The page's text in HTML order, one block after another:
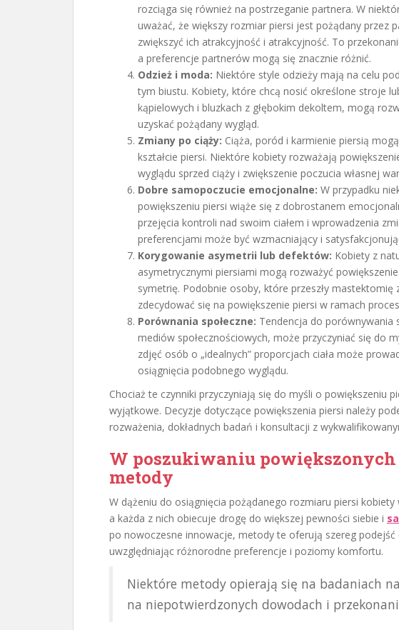
rozciąga się również na postrzeganie partnera. W
uważać, że większy rozmiar piersi jest pożądany przez
zwiększyć ich atrakcyjność i atrakcyjność. To
a preferencje partnerów mogą się znacznie różnić.
Odzież i moda: Niektóre style odzieży mają na celu
tym biustu. Kobiety, które chcą nosić określone stroje
kąpielowych i bluzkach z głębokim dekoltem, mogą
uzyskać pożądany wygląd.
Zmiany po ciąży: Ciąża, poród i karmienie piersią
kształcie piersi. Niektóre kobiety rozważają
wyglądu sprzed ciąży i zwiększenie poczucia własnej
Dobre samopoczucie emocjonalne: W przypadku
powiększeniu piersi wiąże się z dobrostanem
przejęcia kontroli nad swoim ciałem i wprowadzenia
preferencjami może być wzmacniający i
Korygowanie asymetrii lub defektów: Kobiety z
asymetrycznymi piersiami mogą rozważyć
symetrię. Podobnie osoby, które przeszły
zdecydować się na powiększenie piersi w ramach
Porównania społeczne: Tendencja do porównywania
mediów społecznościowych, może przyczyniać się do
zdjęć osób o „idealnych” proporcjach ciała może
osiągnięcia podobnego wyglądu.
Chociaż te czynniki przyczyniają się do myśli o powiększeniu
wyjątkowe. Decyzje dotyczące powiększenia piersi należy
rozważenia, dokładnych badań i konsultacji z
W poszukiwaniu powiększonych
metody
W dążeniu do osiągnięcia pożądanego rozmiaru piersi kobiety
a każda z nich obiecuje drogę do większej pewności siebie i
po nowoczesne innowacje, metody te oferują szereg podejść
uwzględniając różnorodne preferencje i poziomy komfortu.
Niektóre metody opierają się na badaniach
na niepotwierdzonych dowodach i